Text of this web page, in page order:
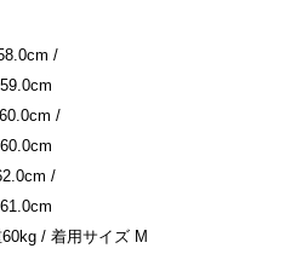
/
/
/
/ 着用サイズ M